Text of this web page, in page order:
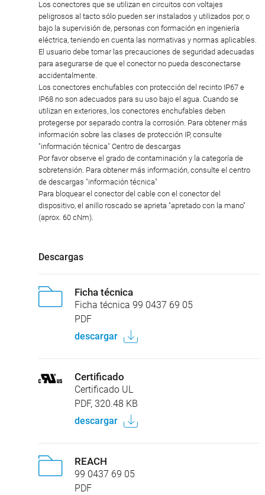
Los conectores que se utilizan en circuitos con voltajes
peligrosos al tacto sólo pueden ser instalados y utilizados por, o
bajo la supervisión de, personas con formación en ingeniería
eléctrica, teniendo en cuenta las normativas y normas aplicables.
El usuario debe tomar las precauciones de seguridad adecuadas
para asegurarse de que el conector no pueda desconectarse
accidentalmente.
Los conectores enchufables con protección del recinto IP67 e
IP68 no son adecuados para su uso bajo el agua. Cuando se
utilizan en exteriores, los conectores enchufables deben
protegerse por separado contra la corrosión. Para obtener más
información sobre las clases de protección IP, consulte
"información técnica" Centro de descargas
Por favor observe el grado de contaminación y la categoría de
sobretensión. Para obtener más información, consulte el centro
de descargas "información técnica"
Para bloquear el conector del cable con el conector del
dispositivo, el anillo roscado se aprieta "apretado con la mano"
(aprox. 60 cNm).
Descargas
Ficha técnica
Ficha técnica 99 0437 69 05
PDF
descargar
Certificado
Certificado UL
PDF, 320.48 KB
descargar
REACH
99 0437 69 05
PDF